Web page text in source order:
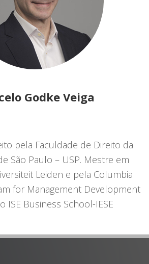
Godke Veiga
pela Faculdade de Direito da
São Paulo – USP. Mestre em
Leiden e pela Columbia
for Management Development
ISE Business School-IESE